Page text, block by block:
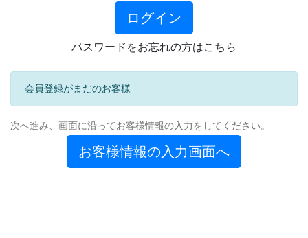
パスワードをお忘れの方はこちら
会員登録がまだのお客様
次へ進み、画面に沿ってお客様情報の入力をしてください。
お客様情報の入力画面へ